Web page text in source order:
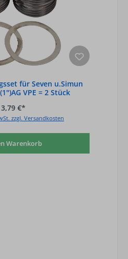
für Seven u.Simun
VPE = 2 Stück
3,79 €*
zzgl. Versandkosten
Warenkorb